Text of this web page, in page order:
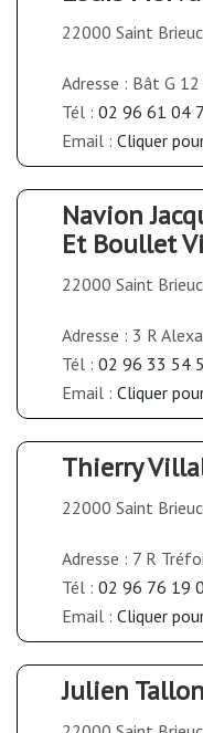
22000 Saint Brieuc
Adresse : Bât G
Tél : 02 96 61 04
Email : Cliquer
Navion
Et Boullet
22000 Saint Brieuc
Adresse : 3 R
Tél : 02 96 33 54
Email : Cliquer
Thierry
22000 Saint Brieuc
Adresse : 7 R
Tél : 02 96 76 19
Email : Cliquer
Julien